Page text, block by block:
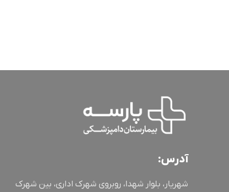
آدرس:
شهریار، بلوار شهدا، روبروی شهرک اداری، بین شهرک